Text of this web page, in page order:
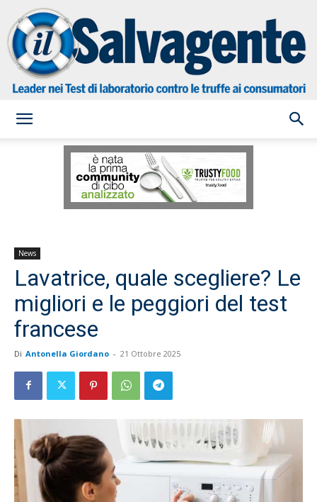
Salvagente
News
Lavatrice, quale scegliere? Le
migliori e le peggiori del test
francese
Di Antonella Giordano - 21 Ottobre 2025